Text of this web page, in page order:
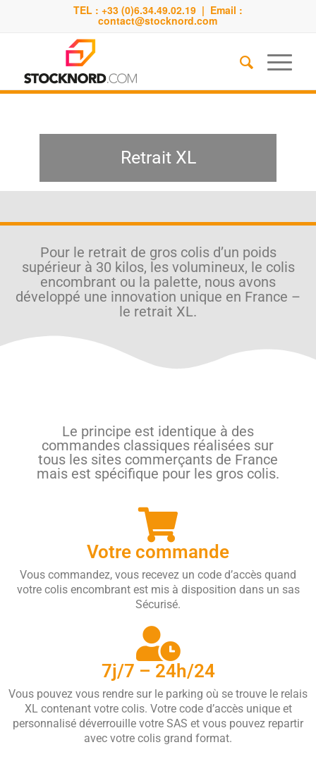
TEL : +33 (0)6.34.49.02.19 | Email :
contact@stocknord.com
Retrait XL
Pour le retrait de gros colis d’un poids
supérieur à 30 kilos, les volumineux, le colis
encombrant ou la palette, nous avons
développé une innovation unique en France –
le retrait XL.
Le principe est identique à des
commandes classiques réalisées sur
tous les sites commerçants de France
mais est spécifique pour les gros colis.
Votre commande
Vous commandez, vous recevez un code d’accès quand
votre colis encombrant est mis à disposition dans un sas
Sécurisé.
7j/7 – 24h/24
Vous pouvez vous rendre sur le parking où se trouve le relais
XL contenant votre colis. Votre code d’accès unique et
personnalisé déverrouille votre SAS et vous pouvez repartir
avec votre colis grand format.